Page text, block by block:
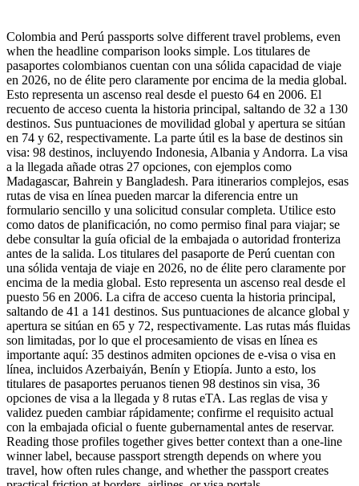
Colombia and Perú passports solve different travel problems, even
when the headline comparison looks simple. Los titulares de
pasaportes colombianos cuentan con una sólida capacidad de viaje
en 2026, no de élite pero claramente por encima de la media global.
Esto representa un ascenso real desde el puesto 64 en 2006. El
recuento de acceso cuenta la historia principal, saltando de 32 a 130
destinos. Sus puntuaciones de movilidad global y apertura se sitúan
en 74 y 62, respectivamente. La parte útil es la base de destinos sin
visa: 98 destinos, incluyendo Indonesia, Albania y Andorra. La visa
a la llegada añade otras 27 opciones, con ejemplos como
Madagascar, Bahrein y Bangladesh. Para itinerarios complejos, esas
rutas de visa en línea pueden marcar la diferencia entre un
formulario sencillo y una solicitud consular completa. Utilice esto
como datos de planificación, no como permiso final para viajar; se
debe consultar la guía oficial de la embajada o autoridad fronteriza
antes de la salida. Los titulares del pasaporte de Perú cuentan con
una sólida ventaja de viaje en 2026, no de élite pero claramente por
encima de la media global. Esto representa un ascenso real desde el
puesto 56 en 2006. La cifra de acceso cuenta la historia principal,
saltando de 41 a 141 destinos. Sus puntuaciones de alcance global y
apertura se sitúan en 65 y 72, respectivamente. Las rutas más fluidas
son limitadas, por lo que el procesamiento de visas en línea es
importante aquí: 35 destinos admiten opciones de e-visa o visa en
línea, incluidos Azerbaiyán, Benín y Etiopía. Junto a esto, los
titulares de pasaportes peruanos tienen 98 destinos sin visa, 36
opciones de visa a la llegada y 8 rutas eTA. Las reglas de visa y
validez pueden cambiar rápidamente; confirme el requisito actual
con la embajada oficial o fuente gubernamental antes de reservar.
Reading those profiles together gives better context than a one-line
winner label, because passport strength depends on where you
travel, how often rules change, and whether the passport creates